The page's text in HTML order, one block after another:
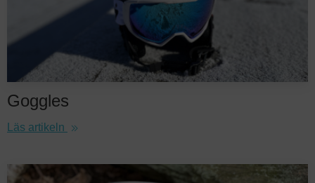
Goggles
Läs artikeln